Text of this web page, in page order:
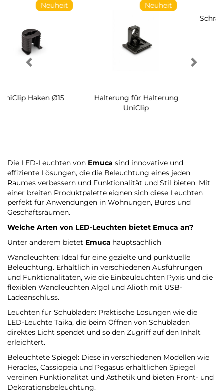
Neuheit
Halterung für Halterung
Neuheit
Schraube für Halterung
Die LED-Leuchten von Emuca sind innovative und
effiziente Lösungen, die die Beleuchtung eines jeden
Raumes verbessern und Funktionalität und Stil bieten. Mit
einer breiten Produktpalette eignen sich diese Leuchten
perfekt für Anwendungen in Wohnungen, Büros und
Geschäftsräumen.
Welche Arten von LED-Leuchten bietet Emuca an?
Unter anderem bietet Emuca hauptsächlich
Wandleuchten: Ideal für eine gezielte und punktuelle
Beleuchtung. Erhältlich in verschiedenen Ausführungen
und Funktionalitäten, wie die Einbauleuchten Pyxis und die
flexiblen Wandleuchten Algol und Alioth mit USB-
Ladeanschluss.
Leuchten für Schubladen: Praktische Lösungen wie die
LED-Leuchte Taika, die beim Öffnen von Schubladen
direktes Licht spendet und so den Zugriff auf den Inhalt
erleichtert.
Beleuchtete Spiegel: Diese in verschiedenen Modellen wie
Heracles, Cassiopeia und Pegasus erhältlichen Spiegel
vereinen Funktionalität und Ästhetik und bieten Front- und
Dekorationsbeleuchtung.